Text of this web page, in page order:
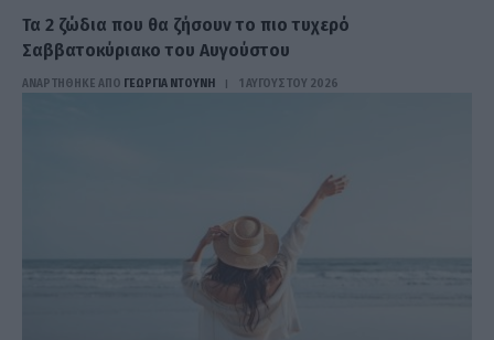
Τα 2 ζώδια που θα ζήσουν το πιο τυχερό
Σαββατοκύριακο του Αυγούστου
ΑΝΑΡΤΗΘΗΚΕ ΑΠΟ ΓΕΩΡΓΊΑ ΝΤΟΎΝΗ 1 ΑΥΓΟΎΣΤΟΥ 2026